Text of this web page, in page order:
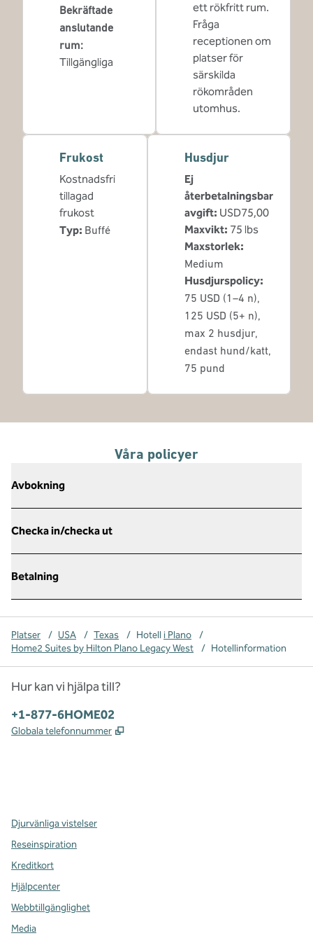
Bekräftade
anslutande
rum:
Tillgängliga
ett rökfritt rum.
Fråga
receptionen om
platser för
särskilda
rökområden
utomhus.
Frukost
Kostnadsfri
tillagad
frukost
Typ: Buffé
Husdjur
Ej
återbetalningsbar
avgift: USD75,00
Maxvikt: 75 lbs
Maxstorlek:
Medium
Husdjurspolicy:
75 USD (1–4 n),
125 USD (5+ n),
max 2 husdjur,
endast hund/katt,
75 pund
Våra policyer
Avbokning
Checka in/checka ut
Betalning
Platser / USA / Texas / Hotell i Plano
/
Home2 Suites by Hilton Plano Legacy West
/ Hotellinformation
Hur kan vi hjälpa till?
Telefon:
+1-877-6HOME02
Globala telefonnummer ,
Djurvänliga vistelser
Reseinspiration
Kreditkort
Hjälpcenter
Webbtillgänglighet
Media